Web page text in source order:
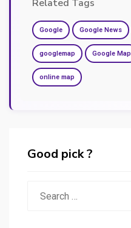
Related Tags
Google Google News
googlemap Google Map
online map
Good pick ?